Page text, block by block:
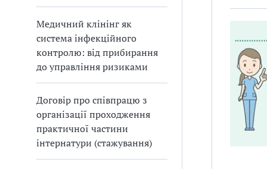
Медичний клінінг як
система інфекційного
контролю: від прибирання
до управління ризиками
Договір про співпрацю з
організації проходження
практичної частини
інтернатури (стажування)